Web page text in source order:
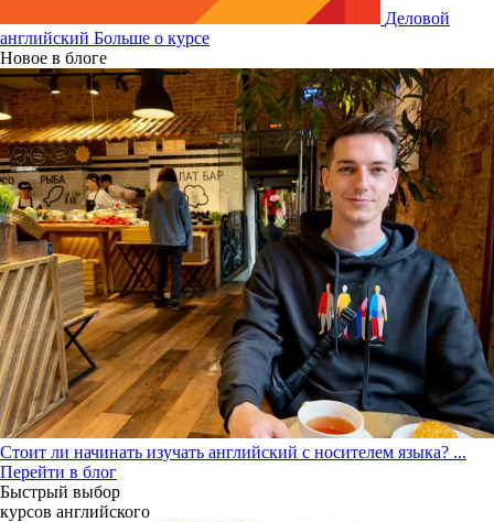
Деловой
английский Больше о курсе
Новое в блоге
Стоит ли начинать изучать английский с носителем языка? ...
Перейти в блог
Быстрый выбор
курсов английcкого